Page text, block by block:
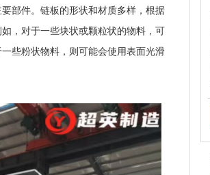
部件。链板的形状和材质多样，根据
，对于一些块状或颗粒状的物料，可
些粉状物料，则可能会使用表面光滑